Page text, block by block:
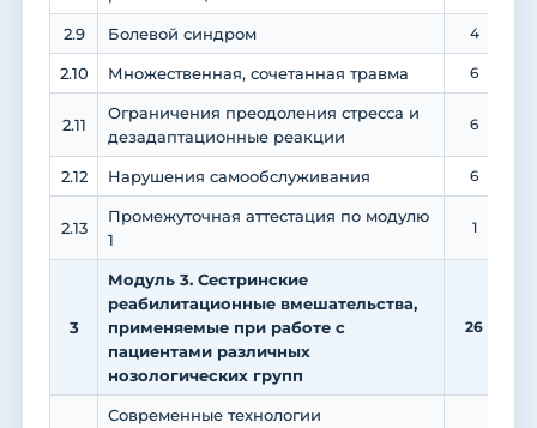
2.9 Болевой синдром 4
2.10 Множественная, сочетанная травма 6
2.11
Ограничения преодоления стресса и
дезадаптационные реакции
6
2.12 Нарушения самообслуживания 6
2.13
Промежуточная аттестация по модулю
1
1
3
Модуль 3. Сестринские
реабилитационные вмешательства,
применяемые при работе с
пациентами различных
нозологических групп
26
Современные технологии